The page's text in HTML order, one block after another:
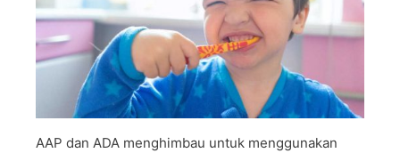
AAP dan ADA menghimbau untuk menggunakan